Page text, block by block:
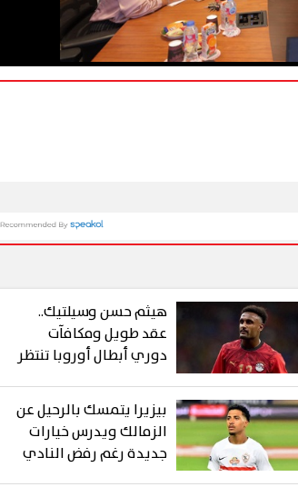
هيثم حسن وسيلتيك..
عقد طويل ومكافآت
دوري أبطال أوروبا تنتظر
بيزيرا يتمسك بالرحيل عن
الزمالك ويدرس خيارات
جديدة رغم رفض النادي